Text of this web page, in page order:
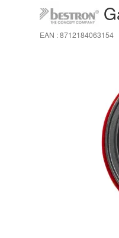
EAN : 8712184063154